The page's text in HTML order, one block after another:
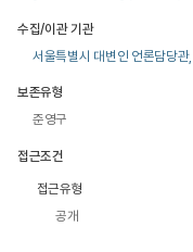
수집/이관 기관
서울특별시 대변인 언론담당
보존유형
준영구
접근조건
접근유형
공개